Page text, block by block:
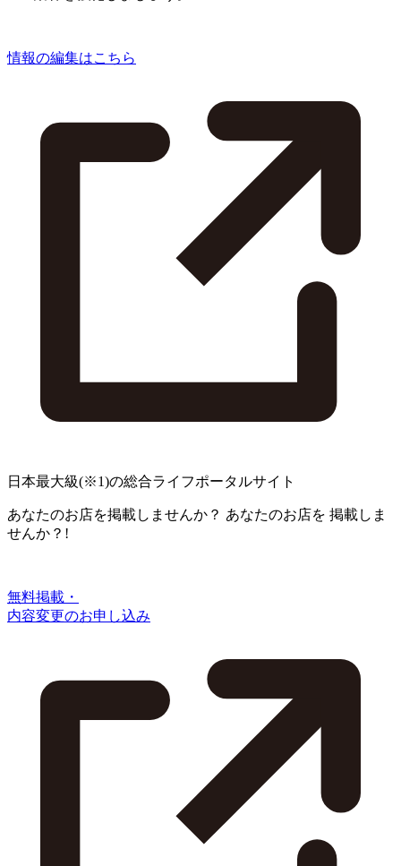
情報の編集はこちら
日本最大級(※1)の総合ライフポータルサイト
あなたのお店を掲載しませんか？ あなたのお店を 掲載しま
せんか？!
無料掲載・
内容変更のお申し込み